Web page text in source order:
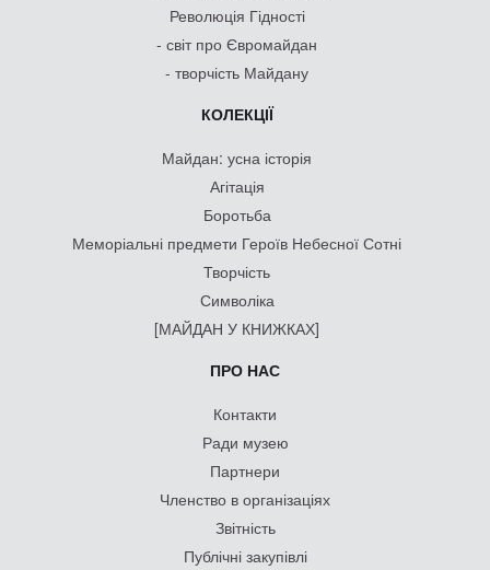
Революція Гідності
- світ про Євромайдан
- творчість Майдану
КОЛЕКЦІЇ
Майдан: усна історія
Агітація
Боротьба
Меморіальні предмети Героїв Небесної Сотні
Творчість
Символіка
[МАЙДАН У КНИЖКАХ]
ПРО НАС
Контакти
Ради музею
Партнери
Членство в організаціях
Звітність
Публічні закупівлі